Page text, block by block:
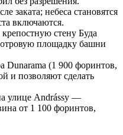
заката; небеса становятся
включаются.
стену Буда
площадку башни
Dunarama (1 900 форинтов,
и позволяют сделать
улице Andrássy —
от 1 100 форинтов,